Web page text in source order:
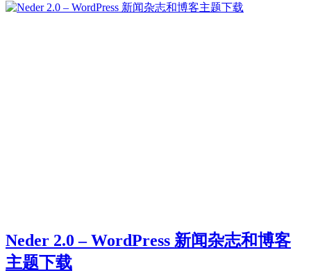
Neder 2.0 – WordPress 新闻杂志和博客
主题下载